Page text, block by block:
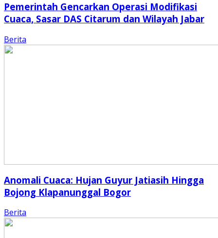
Pemerintah Gencarkan Operasi Modifikasi
Cuaca, Sasar DAS Citarum dan Wilayah Jabar
Berita
Anomali Cuaca: Hujan Guyur Jatiasih Hingga
Bojong Klapanunggal Bogor
Berita